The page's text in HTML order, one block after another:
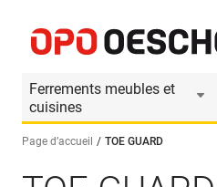
Ferrements meubles et
cuisines
Sélectionnez une langue (FR)
Page d’accueil TOE GUARD